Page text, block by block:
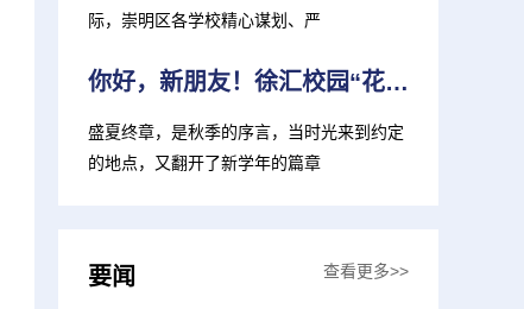
际，崇明区各学校精心谋划、严
你好，新朋友！徐汇校园“花式”迎新 打造“独家记忆”
盛夏终章，是秋季的序言，当时光来到约定
的地点，又翻开了新学年的篇章
要闻 查看更多>>